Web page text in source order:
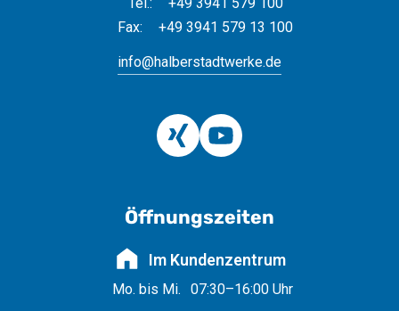
Tel.:
+49 3941 579 100
Fax:
+49 3941 579 13 100
info@halberstadtwerke.de
Öffnungszeiten
Im Kundenzentrum
Mo. bis Mi.
07:30–16:00 Uhr